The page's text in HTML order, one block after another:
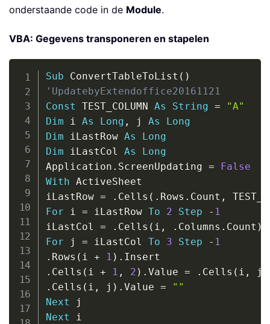
onderstaande code in de Module.
VBA: Gegevens transponeren en stapelen
Sub ConvertTableToList ( )
'UpdatebyExtendoffice20161121
Const TEST_COLUMN As String =
"A"
Dim i As Long , j As
Long
Dim iLastRow As
Long
Dim iLastCol As
Long
Application . ScreenUpdating =
False
With ActiveSheet
iLastRow = . Cells ( . Rows . Count ,
For i = iLastRow To 2 Step - 1
iLastCol = . Cells ( i , . Columns . Count )
For j = iLastCol To 3 Step - 1
. Rows ( i + 1 ) .
. Cells ( i + 1 , 2 ) . Value = . Cells ( i , j
. Cells ( i , j ) . Value =
""
Next
Next